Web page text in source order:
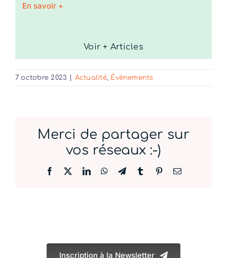
En savoir +
Voir + Articles
7 octobre 2023 Actualité, Événements
Merci de partager sur
vos réseaux :-)
Facebook LinkedInWhatsApp
TelegramTumblrPinterestEmail
Inscription à la Newsletter